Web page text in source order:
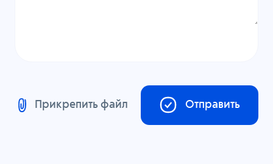
Прикрепить файл Отправить